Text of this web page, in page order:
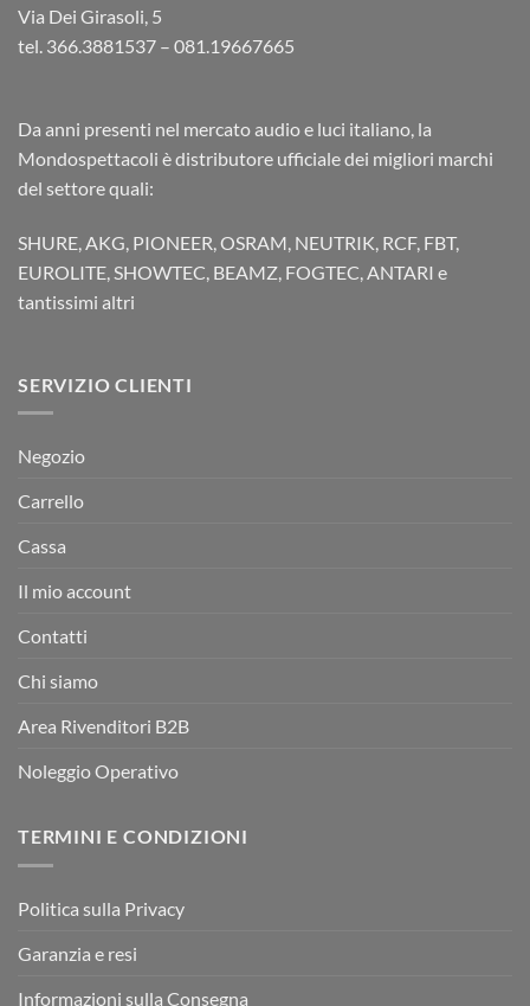
Via Dei Girasoli, 5
tel. 366.3881537 – 081.19667665
Da anni presenti nel mercato audio e luci italiano, la
Mondospettacoli è distributore ufficiale dei migliori marchi
del settore quali:
SHURE, AKG, PIONEER, OSRAM, NEUTRIK, RCF, FBT,
EUROLITE, SHOWTEC, BEAMZ, FOGTEC, ANTARI e
tantissimi altri
SERVIZIO CLIENTI
Negozio
Carrello
Cassa
Il mio account
Contatti
Chi siamo
Area Rivenditori B2B
Noleggio Operativo
TERMINI E CONDIZIONI
Politica sulla Privacy
Garanzia e resi
Informazioni sulla Consegna